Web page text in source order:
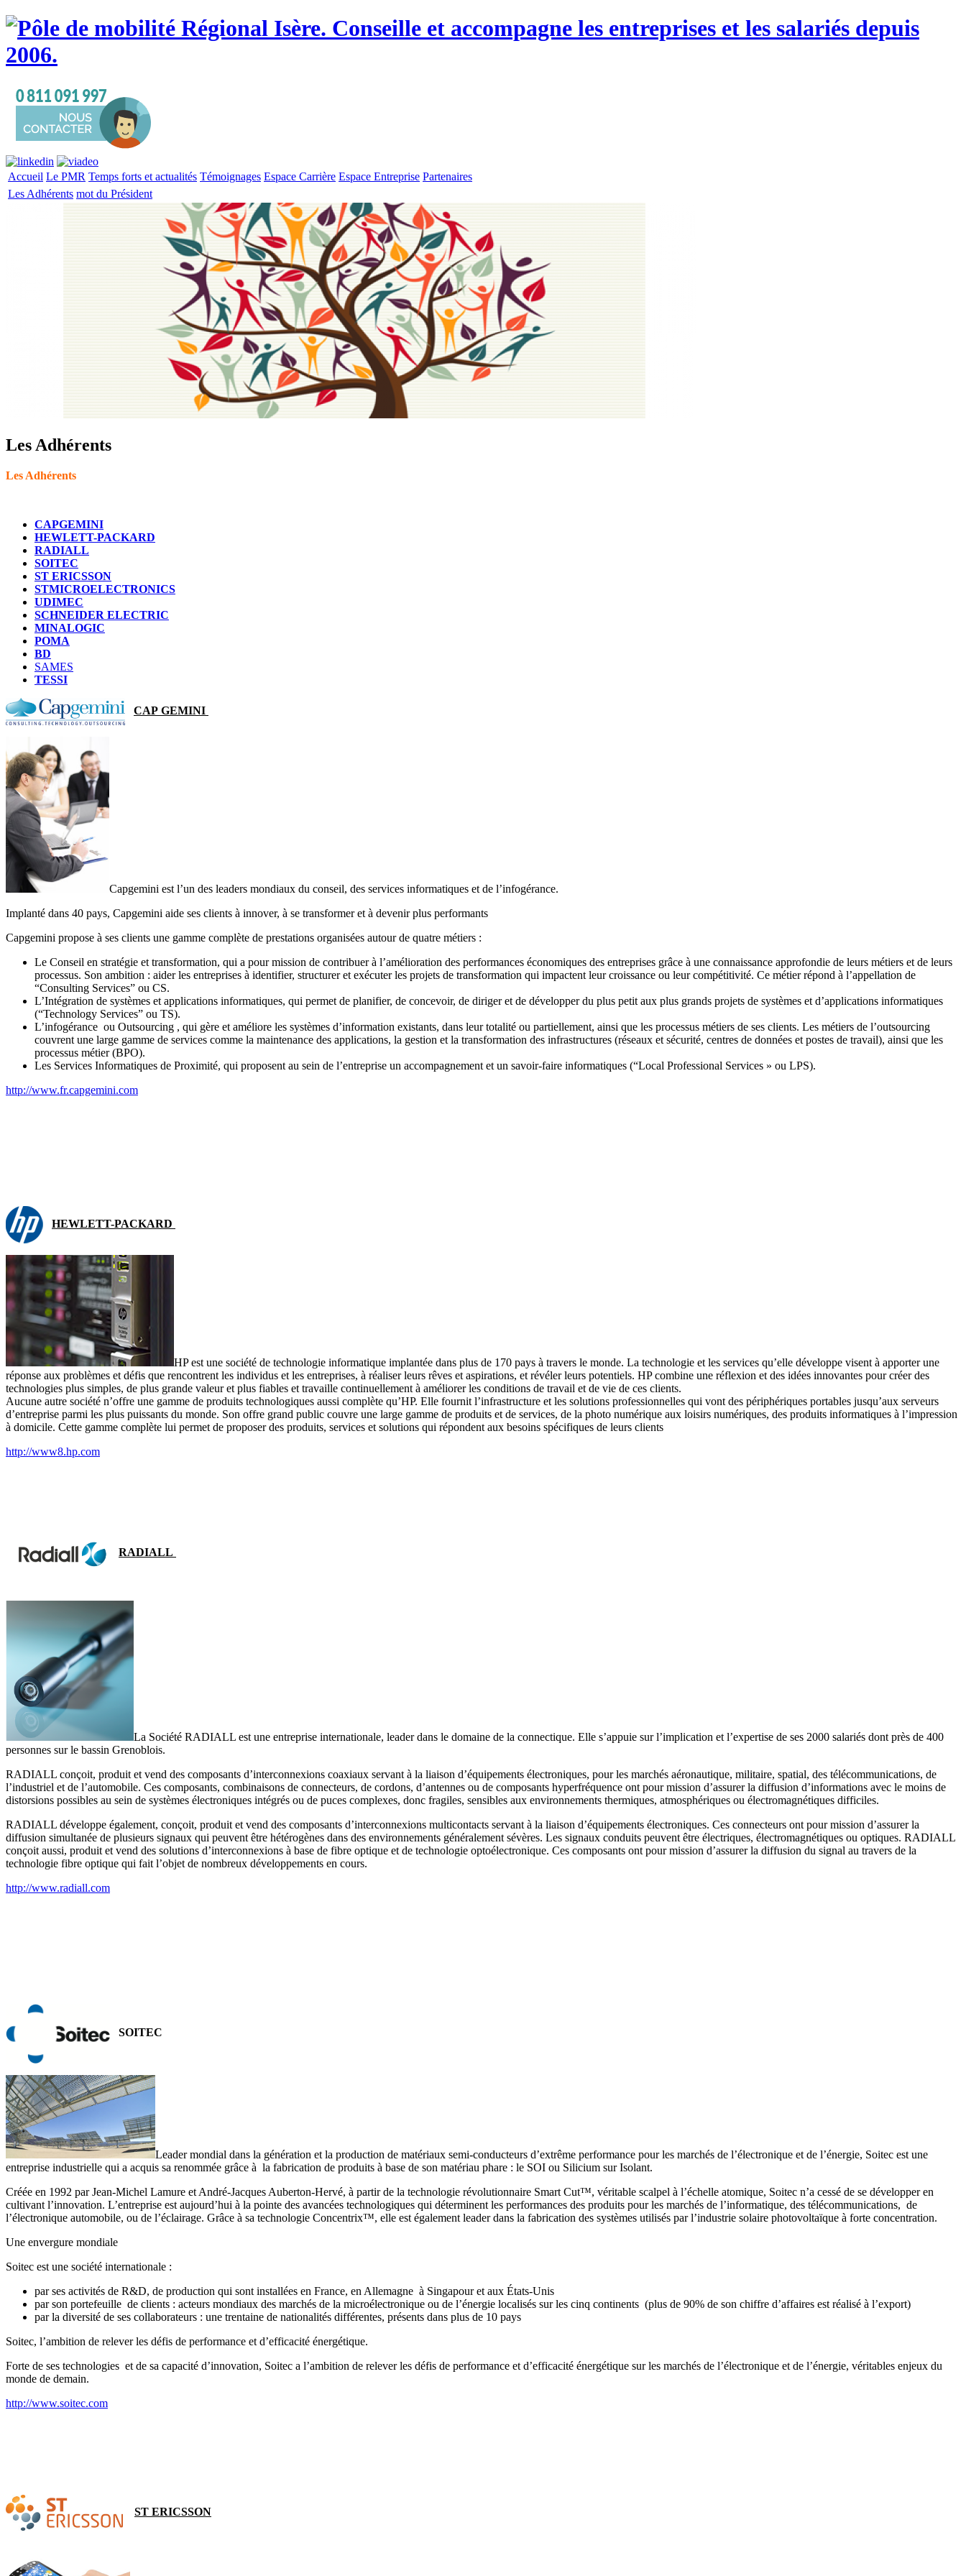
Accueil Le PMR Temps forts et actualités Témoignages Espace Carrière Espace Entreprise Partenaires
Les Adhérents mot du Président
Les Adhérents
Les Adhérents
CAPGEMINI
HEWLETT-PACKARD
RADIALL
SOITEC
ST ERICSSON
STMICROELECTRONICS
UDIMEC
SCHNEIDER ELECTRIC
MINALOGIC
POMA
BD
SAMES
TESSI
CAP GEMINI
Capgemini est l’un des leaders mondiaux du conseil, des services informatiques et de l’infogérance.
Implanté dans 40 pays, Capgemini aide ses clients à innover, à se transformer et à devenir plus performants
Capgemini propose à ses clients une gamme complète de prestations organisées autour de quatre métiers :
Le Conseil en stratégie et transformation, qui a pour mission de contribuer à l’amélioration des performances économiques des entreprises grâce à une connaissance approfondie de leurs métiers et de leurs
processus. Son ambition : aider les entreprises à identifier, structurer et exécuter les projets de transformation qui impactent leur croissance ou leur compétitivité. Ce métier répond à l’appellation de
“Consulting Services” ou CS.
L’Intégration de systèmes et applications informatiques, qui permet de planifier, de concevoir, de diriger et de développer du plus petit aux plus grands projets de systèmes et d’applications informatiques
(“Technology Services” ou TS).
L’infogérance ou Outsourcing , qui gère et améliore les systèmes d’information existants, dans leur totalité ou partiellement, ainsi que les processus métiers de ses clients. Les métiers de l’outsourcing
couvrent une large gamme de services comme la maintenance des applications, la gestion et la transformation des infrastructures (réseaux et sécurité, centres de données et postes de travail), ainsi que les
processus métier (BPO).
Les Services Informatiques de Proximité, qui proposent au sein de l’entreprise un accompagnement et un savoir-faire informatiques (“Local Professional Services » ou LPS).
http://www.fr.capgemini.com
HEWLETT-PACKARD
HP est une société de technologie informatique implantée dans plus de 170 pays à travers le monde. La technologie et les services qu’elle développe visent à apporter une
réponse aux problèmes et défis que rencontrent les individus et les entreprises, à réaliser leurs rêves et aspirations, et révéler leurs potentiels. HP combine une réflexion et des idées innovantes pour créer des
technologies plus simples, de plus grande valeur et plus fiables et travaille continuellement à améliorer les conditions de travail et de vie de ces clients.
Aucune autre société n’offre une gamme de produits technologiques aussi complète qu’HP. Elle fournit l’infrastructure et les solutions professionnelles qui vont des périphériques portables jusqu’aux serveurs
d’entreprise parmi les plus puissants du monde. Son offre grand public couvre une large gamme de produits et de services, de la photo numérique aux loisirs numériques, des produits informatiques à l’impression
à domicile. Cette gamme complète lui permet de proposer des produits, services et solutions qui répondent aux besoins spécifiques de leurs clients
http://www8.hp.com
RADIALL
La Société RADIALL est une entreprise internationale, leader dans le domaine de la connectique. Elle s’appuie sur l’implication et l’expertise de ses 2000 salariés dont près de 400
personnes sur le bassin Grenoblois.
RADIALL conçoit, produit et vend des composants d’interconnexions coaxiaux servant à la liaison d’équipements électroniques, pour les marchés aéronautique, militaire, spatial, des télécommunications, de
l’industriel et de l’automobile. Ces composants, combinaisons de connecteurs, de cordons, d’antennes ou de composants hyperfréquence ont pour mission d’assurer la diffusion d’informations avec le moins de
distorsions possibles au sein de systèmes électroniques intégrés ou de puces complexes, donc fragiles, sensibles aux environnements thermiques, atmosphériques ou électromagnétiques difficiles.
RADIALL développe également, conçoit, produit et vend des composants d’interconnexions multicontacts servant à la liaison d’équipements électroniques. Ces connecteurs ont pour mission d’assurer la
diffusion simultanée de plusieurs signaux qui peuvent être hétérogènes dans des environnements généralement sévères. Les signaux conduits peuvent être électriques, électromagnétiques ou optiques. RADIALL
conçoit aussi, produit et vend des solutions d’interconnexions à base de fibre optique et de technologie optoélectronique. Ces composants ont pour mission d’assurer la diffusion du signal au travers de la
technologie fibre optique qui fait l’objet de nombreux développements en cours.
http://www.radiall.com
SOITEC
Leader mondial dans la génération et la production de matériaux semi-conducteurs d’extrême performance pour les marchés de l’électronique et de l’énergie, Soitec est une
entreprise industrielle qui a acquis sa renommée grâce à la fabrication de produits à base de son matériau phare : le SOI ou Silicium sur Isolant.
Créée en 1992 par Jean-Michel Lamure et André-Jacques Auberton-Hervé, à partir de la technologie révolutionnaire Smart Cut™, véritable scalpel à l’échelle atomique, Soitec n’a cessé de se développer en
cultivant l’innovation. L’entreprise est aujourd’hui à la pointe des avancées technologiques qui déterminent les performances des produits pour les marchés de l’informatique, des télécommunications, de
l’électronique automobile, ou de l’éclairage. Grâce à sa technologie Concentrix™, elle est également leader dans la fabrication des systèmes utilisés par l’industrie solaire photovoltaïque à forte concentration.
Une envergure mondiale
Soitec est une société internationale :
par ses activités de R&D, de production qui sont installées en France, en Allemagne à Singapour et aux États-Unis
par son portefeuille de clients : acteurs mondiaux des marchés de la microélectronique ou de l’énergie localisés sur les cinq continents (plus de 90% de son chiffre d’affaires est réalisé à l’export)
par la diversité de ses collaborateurs : une trentaine de nationalités différentes, présents dans plus de 10 pays
Soitec, l’ambition de relever les défis de performance et d’efficacité énergétique.
Forte de ses technologies et de sa capacité d’innovation, Soitec a l’ambition de relever les défis de performance et d’efficacité énergétique sur les marchés de l’électronique et de l’énergie, véritables enjeux du
monde de demain.
http://www.soitec.com
ST ERICSSON